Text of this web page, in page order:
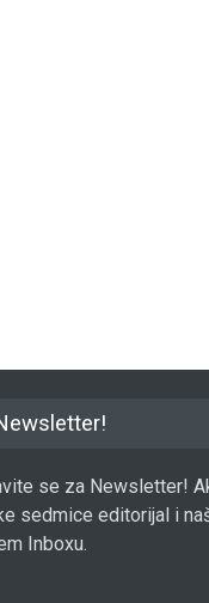
se za Newsletter!
sedmice editorijal i
Inboxu.